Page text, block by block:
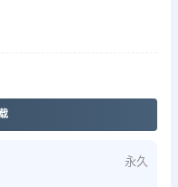
永久